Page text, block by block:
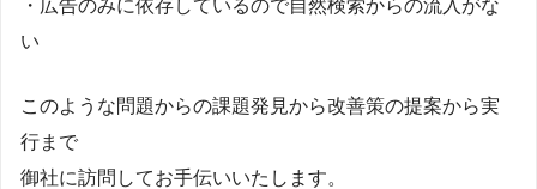
・広告のみに依存しているので自然検索からの流入がな
い
このような問題からの課題発見から改善策の提案から実
行まで
御社に訪問してお手伝いいたします。